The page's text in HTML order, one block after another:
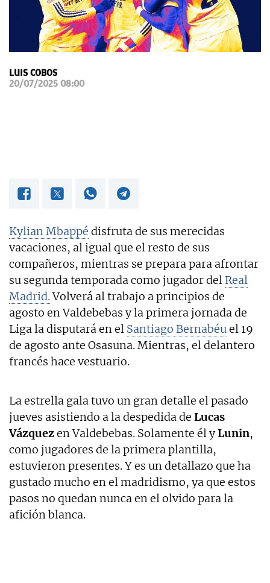
LUIS COBOS
20/07/2025 08:00
Kylian Mbappé disfruta de sus merecidas
vacaciones, al igual que el resto de sus
compañeros, mientras se prepara para afrontar
su segunda temporada como jugador del Real
Madrid.Volverá al trabajo a principios de
agosto en Valdebebas y la primera jornada de
Liga la disputará en el Santiago Bernabéuel 19
de agosto ante Osasuna. Mientras, el delantero
francés hace vestuario.
La estrella gala tuvo un gran detalle el pasado
jueves asistiendo a la despedida de Lucas
Vázquezen Valdebebas. Solamente él yLunin,
como jugadores de la primera plantilla,
estuvieron presentes. Y es un detallazo que ha
gustado mucho en el madridismo, ya que estos
pasos no quedan nunca en el olvido para la
afición blanca.